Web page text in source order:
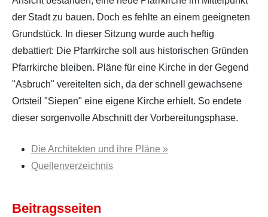
Beitragsseiten
der Stadt zu bauen. Doch es fehlte an einem geeigneten
Grundstück. In dieser Sitzung wurde auch heftig
debattiert: Die Pfarrkirche soll aus historischen Gründen
Pfarrkirche bleiben. Pläne für eine Kirche in der Gegend
"Asbruch" vereitelten sich, da der schnell gewachsene
Ortsteil "Siepen" eine eigene Kirche erhielt. So endete
dieser sorgenvolle Abschnitt der Vorbereitungsphase.
Die Architekten und ihre Pläne »
Quellenverzeichnis